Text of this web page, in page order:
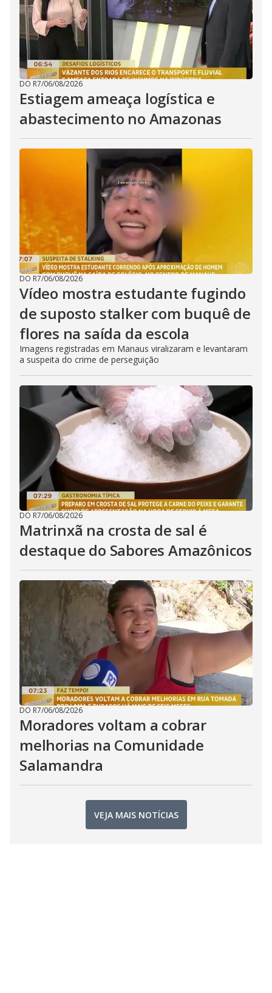
DO R7/06/08/2026
Estiagem ameaça logística e
abastecimento no Amazonas
DO R7/06/08/2026
Vídeo mostra estudante fugindo
de suposto stalker com buquê de
flores na saída da escola
Imagens registradas em Manaus viralizaram e levantaram
a suspeita do crime de perseguição
DO R7/06/08/2026
Matrinxã na crosta de sal é
destaque do Sabores Amazônicos
DO R7/06/08/2026
Moradores voltam a cobrar
melhorias na Comunidade
Salamandra
VEJA MAIS NOTÍCIAS